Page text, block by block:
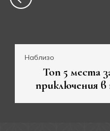
Наблизо
Топ 5 места
приключения